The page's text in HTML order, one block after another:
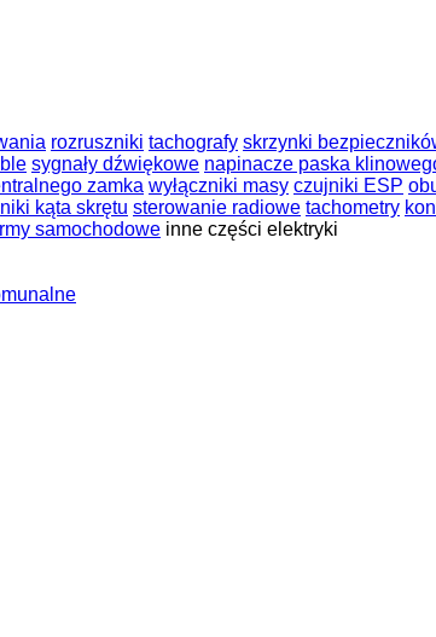
rozruszniki tachografy skrzynki
sygnały dźwiękowe napinacze paska
zamka wyłączniki masy czujniki ESP
kąta skrętu sterowanie radiowe tachometry
samochodowe inne części elektryki